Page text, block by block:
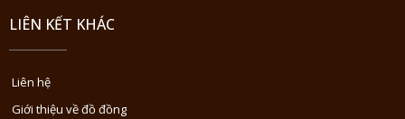
LIÊN KẾT KHÁC
Liên hệ
Giới thiệu về đồ đồng